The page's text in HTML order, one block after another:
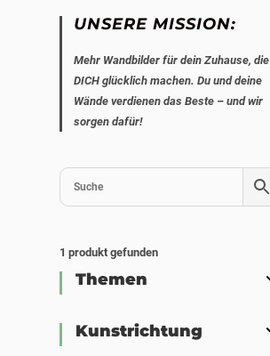
UNSERE MISSION:
Mehr Wandbilder für dein Zuhause, die
DICH glücklich machen. Du und deine
Wände verdienen das Beste – und wir
sorgen dafür!
1 produkt gefunden
Themen
Kunstrichtung